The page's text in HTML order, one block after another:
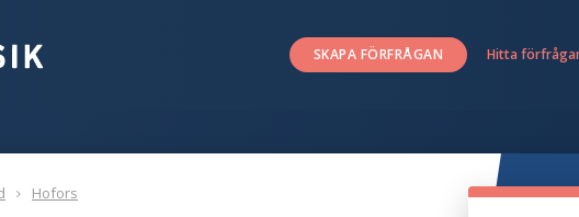
SKAPA FÖRFRÅGAN Hitta
Hofors